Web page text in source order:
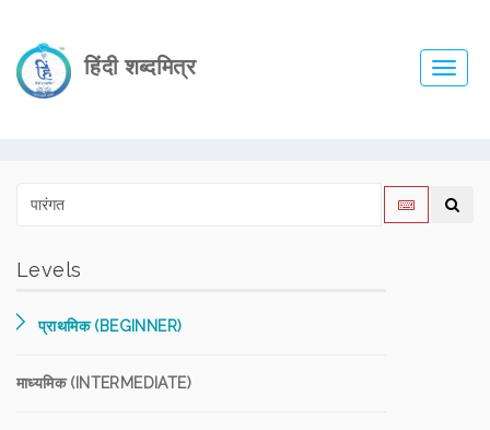
हिंदी शब्दमित्र
Levels
प्राथमिक (BEGINNER)
माध्यमिक (INTERMEDIATE)